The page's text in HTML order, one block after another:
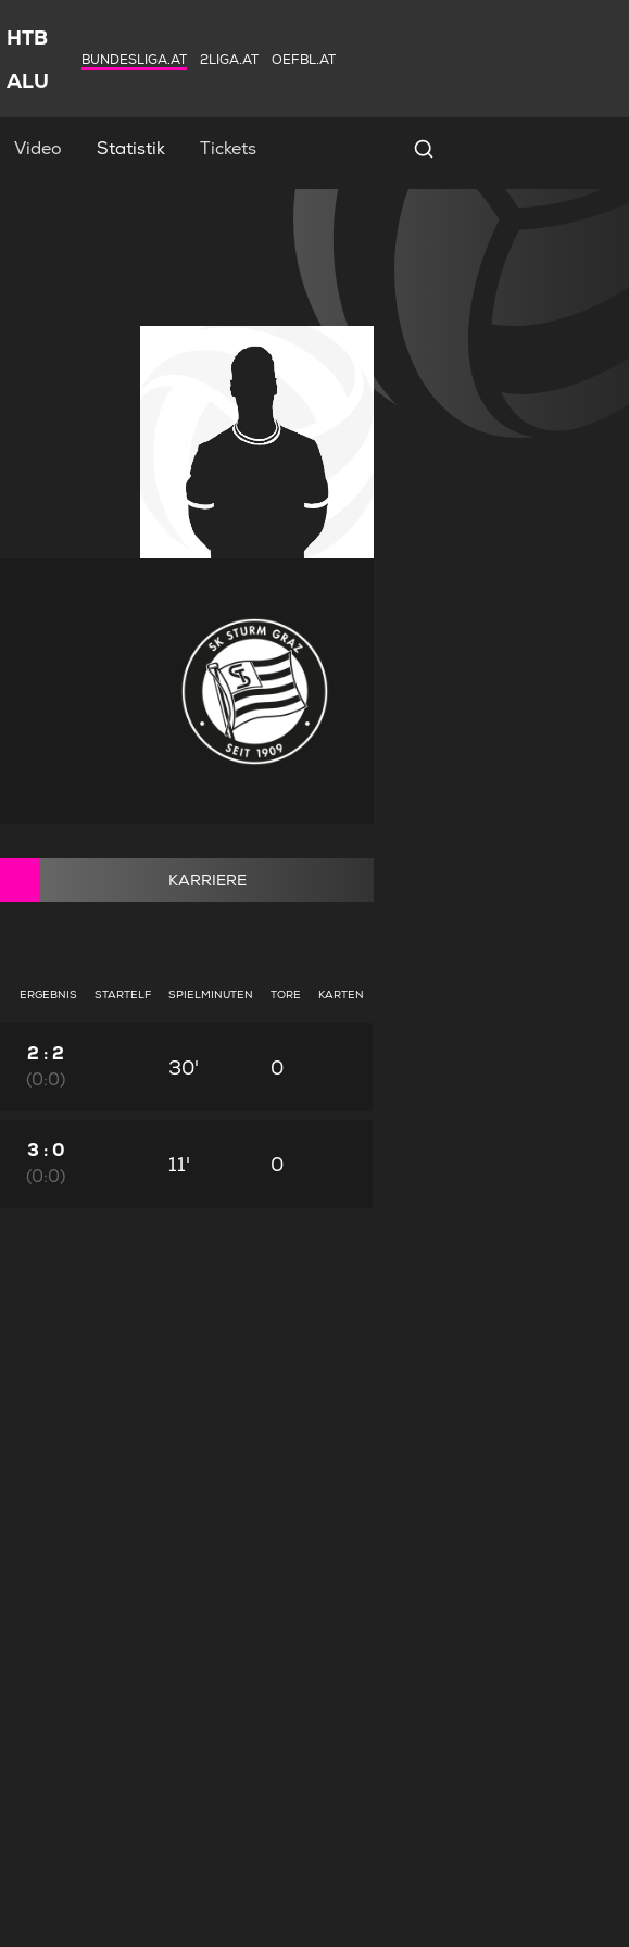
HTB
ALU
BUNDESLIGA.AT 2LIGA.AT OEFBL.AT
Video Statistik Tickets Spielersuche
KARRIERE
ERGEBNIS STARTELF SPIELMINUTEN TORE KARTEN
2 : 2
(0:0)
30' 0
3 : 0
(0:0)
11' 0